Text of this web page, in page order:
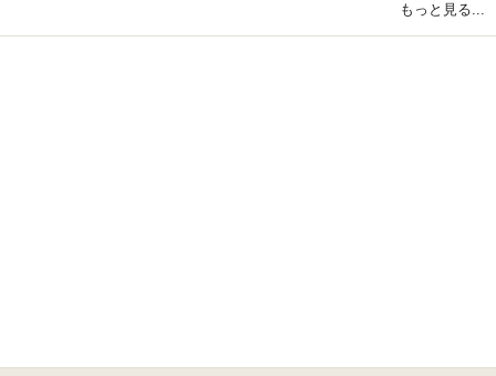
もっと見る...